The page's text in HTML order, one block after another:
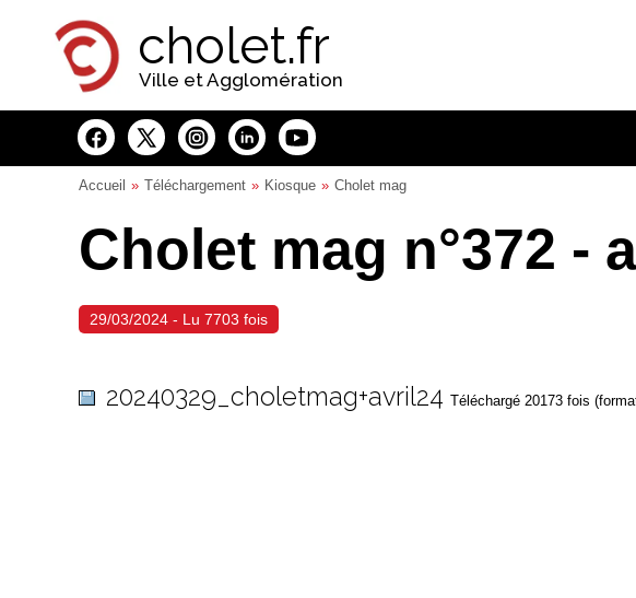
cholet.fr
Ville et Agglomération
Accueil Téléchargement Kiosque Cholet mag
Cholet mag n°372 -
29/03/2024 - Lu 7703 fois
20240329_choletmag+avril24 Téléchargé 20173 fois